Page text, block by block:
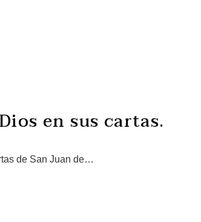
en sus cartas.
de San Juan de…